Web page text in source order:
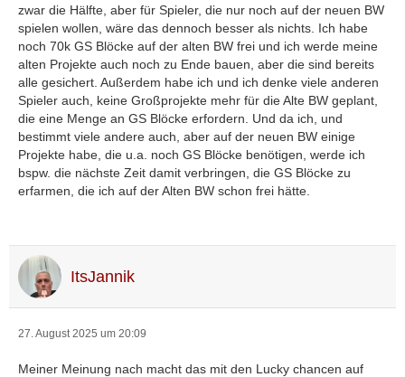
zwar die Hälfte, aber für Spieler, die nur noch auf der neuen BW
spielen wollen, wäre das dennoch besser als nichts. Ich habe
noch 70k GS Blöcke auf der alten BW frei und ich werde meine
alten Projekte auch noch zu Ende bauen, aber die sind bereits
alle gesichert. Außerdem habe ich und ich denke viele anderen
Spieler auch, keine Großprojekte mehr für die Alte BW geplant,
die eine Menge an GS Blöcke erfordern. Und da ich, und
bestimmt viele andere auch, aber auf der neuen BW einige
Projekte habe, die u.a. noch GS Blöcke benötigen, werde ich
bspw. die nächste Zeit damit verbringen, die GS Blöcke zu
erfarmen, die ich auf der Alten BW schon frei hätte.
ItsJannik
27. August 2025 um 20:09
Meiner Meinung nach macht das mit den Lucky chancen auf